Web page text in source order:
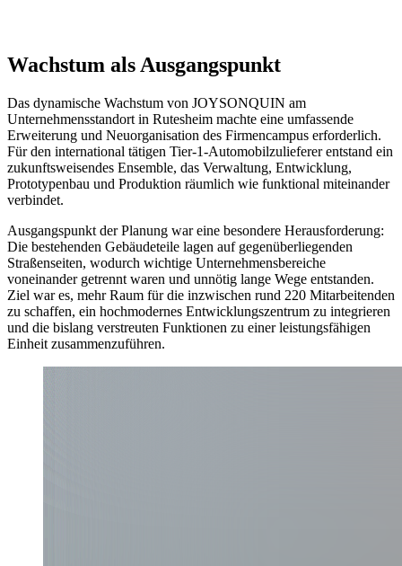
Wachstum als Ausgangspunkt
Das dynamische Wachstum von JOYSONQUIN am
Unternehmensstandort in Rutesheim machte eine umfassende
Erweiterung und Neuorganisation des Firmencampus erforderlich.
Für den international tätigen Tier-1-Automobilzulieferer entstand ein
zukunftsweisendes Ensemble, das Verwaltung, Entwicklung,
Prototypenbau und Produktion räumlich wie funktional miteinander
verbindet.
Ausgangspunkt der Planung war eine besondere Herausforderung:
Die bestehenden Gebäudeteile lagen auf gegenüberliegenden
Straßenseiten, wodurch wichtige Unternehmensbereiche
voneinander getrennt waren und unnötig lange Wege entstanden.
Ziel war es, mehr Raum für die inzwischen rund 220 Mitarbeitenden
zu schaffen, ein hochmodernes Entwicklungszentrum zu integrieren
und die bislang verstreuten Funktionen zu einer leistungsfähigen
Einheit zusammenzuführen.